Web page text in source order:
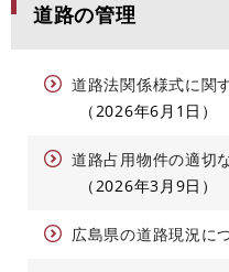
道路の管理
道路法関係様式に関
2026年6月1日
道路占用物件の適切
2026年3月9日
広島県の道路現況に